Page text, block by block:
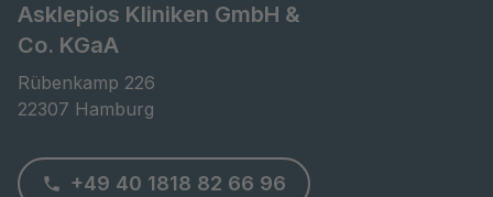
Asklepios Kliniken GmbH &
Co. KGaA
Rübenkamp 226
22307 Hamburg
+49 40 1818 82 66 96